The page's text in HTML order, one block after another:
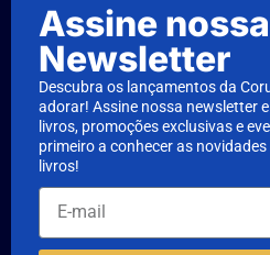
Assine nossa
Newsletter
Descubra os lançamentos da
adorar! Assine nossa newsletter
livros, promoções exclusivas e
primeiro a conhecer as
livros!